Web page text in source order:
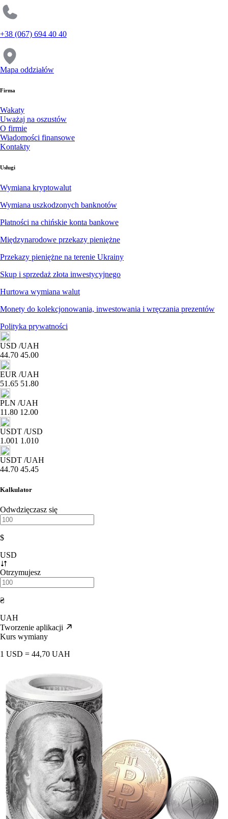
+38 (067) 694 40 40
Mapa oddziałów
Firma
Wakaty
Uważaj na oszustów
O firmie
Wiadomości finansowe
Kontakty
Usługi
Wymiana kryptowalut
Wymiana uszkodzonych banknotów
Płatności na chińskie konta bankowe
Międzynarodowe przekazy pieniężne
Przekazy pieniężne na terenie Ukrainy
Skup i sprzedaż złota inwestycyjnego
Hurtowa wymiana walut
Monety do kolekcjonowania, inwestowania i wręczania prezentów
Polityka prywatności
USD /UAH
44.70 45.00
EUR /UAH
51.65 51.80
PLN /UAH
11.80 12.00
USDT /USD
1.001 1.010
USDT /UAH
44.70 45.45
Kalkulator
Odwdzięczasz się
$
USD
Otrzymujesz
₴
UAH
Tworzenie aplikacji
Kurs wymiany
1 USD = 44,70 UAH